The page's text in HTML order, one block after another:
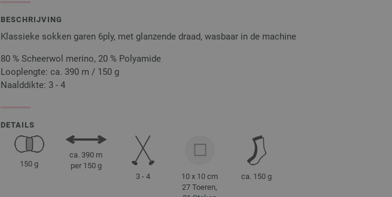
BESCHRIJVING
Klassieke sokken garen 6ply, met glanzende draad, wasbaar in de machine
80 % Scheerwol merino, 20 % Polyamide
Looplengte: ca. 390 m / 150 g
Naalddikte: 3 - 4
DETAILS
150 g
ca. 390 m
per 150 g
3 - 4
10 x 10 cm
27 Toeren,
ca. 150 g